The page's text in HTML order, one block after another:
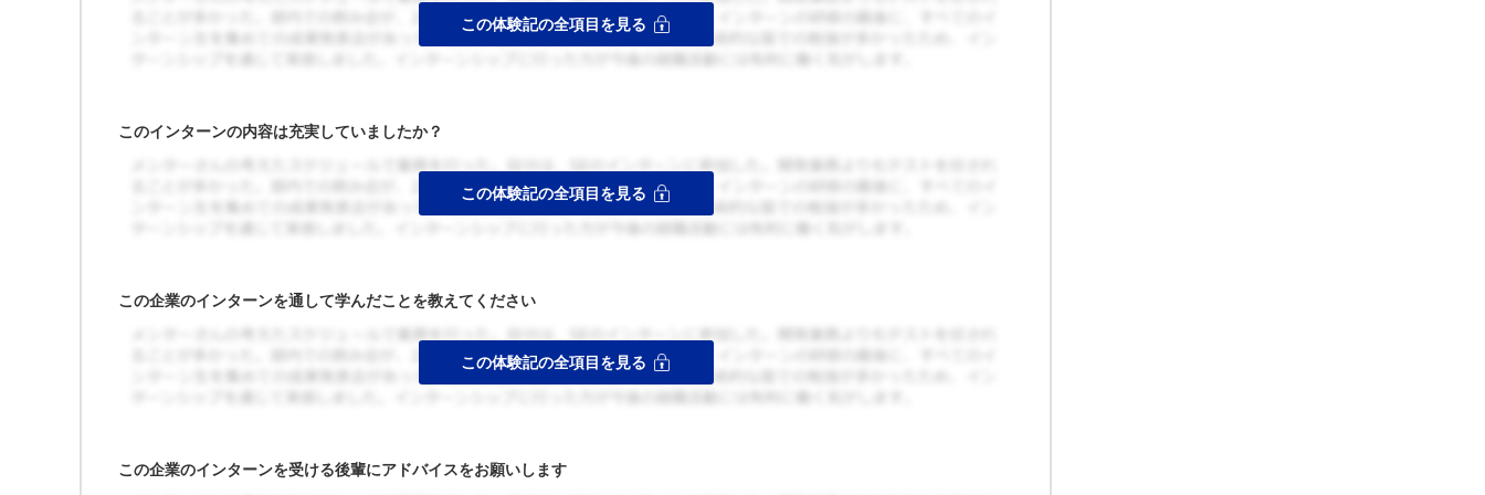
このインターンの内容は充実していましたか？
この企業のインターンを通して学んだことを教えてください
この企業のインターンを受ける後輩にアドバイスをお願いします